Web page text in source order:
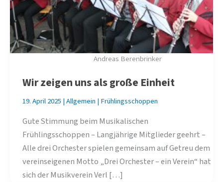
Andreas Berenbrinker
Wir zeigen uns als große Einheit
19. April 2025 |Allgemein | Frühlingsschoppen
Gute Stimmung beim Musikalischen
Frühlingsschoppen – Langjährige Mitglieder geehrt –
Alle drei Orchester spielen gemeinsam auf Getreu dem
vereinseigenen Motto „Drei Orchester – ein Verein“ hat
sich der Musikverein Verl […]